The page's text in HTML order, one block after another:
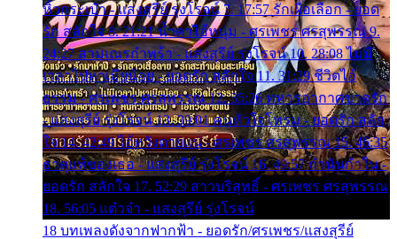
หิ้วกระเป๋า - แสงสุรีย์ รุ่งโรจน์ 7. 17:57 รักเผื่อเลือก - ยอด
รัก สลักใจ 8. 21:21 น้ำตาไอ้หนุ่ม - ศรเพชร ศรสุพรรณ 9.
24:27 สามเณรกำพร้า - แสงสุรีย์ รุ่งโรจน์ 10. 28:08 ไม่มี
เวลาไปหาเมียน้อย - ยอดรัก สลักใจ 11. 31:29 ชีวิตไอ้
ธรรม - ศรเพชร ศรสุพรรณ 12. 35:26 ทหารอากาศขาดรัก
- แสงสุรีย์ รุ่งโรจน์ 13. 39:01 คนหัวใจโทรม - ยอดรัก สลัก
ใจ 14. 42:49 ไอ้หวังตายแน่ - ศรเพชร ศรสุพรรณ 15. 46:35
ธาตุแท้ของเธอ - แสงสุรีย์ รุ่งโรจน์ 16. 49:57 กำนันกำใน -
ยอดรัก สลักใจ 17. 52:29 สาวบริสุทธิ์ - ศรเพชร ศรสุพรรณ
18. 56:05 แต๋วจ๋า - แสงสุรีย์ รุ่งโรจน์
18 บทเพลงดังจากฟากฟ้า - ยอดรัก/ศรเพชร/แสงสุรีย์